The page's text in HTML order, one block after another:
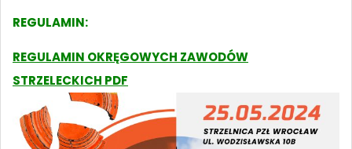
REGULAMIN:
REGULAMIN OKRĘGOWYCH ZAWODÓW
STRZELECKICH PDF